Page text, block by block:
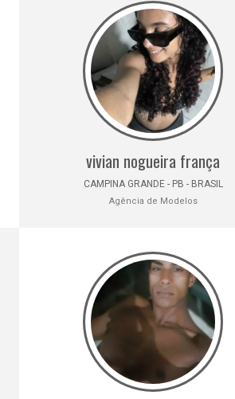
vivian nogueira frança
CAMPINA GRANDE - PB - BRASIL
Agência de Modelos